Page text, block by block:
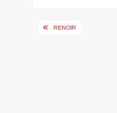
Navegação
RENOIR